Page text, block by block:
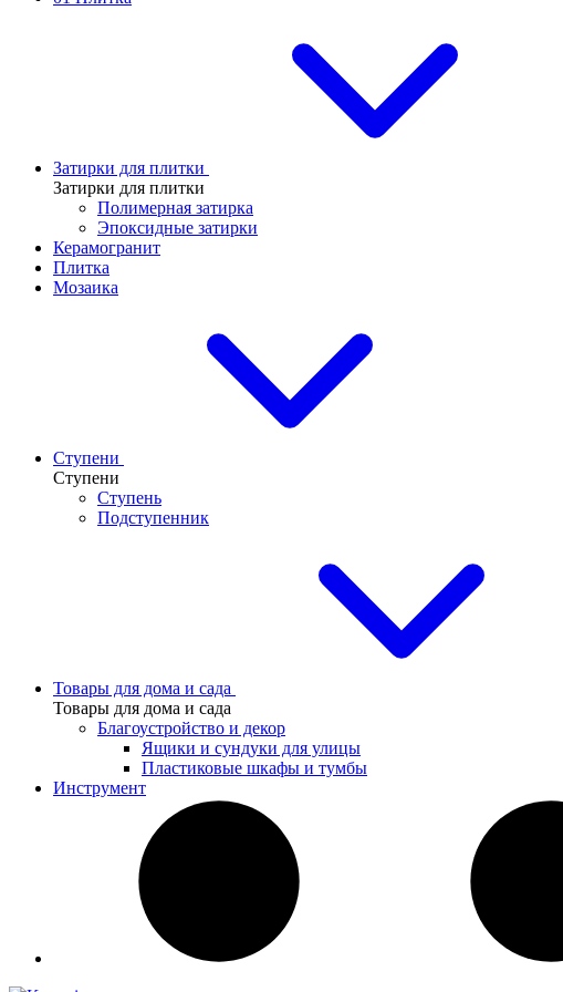
Затирки для плитки
Затирки для плитки
Полимерная затирка
Эпоксидные затирки
Керамогранит
Плитка
Мозаика
Ступени
Ступени
Ступень
Подступенник
Товары для дома и сада
Товары для дома и сада
Благоустройство и декор
Ящики и сундуки для улицы
Пластиковые шкафы и тумбы
Инструмент